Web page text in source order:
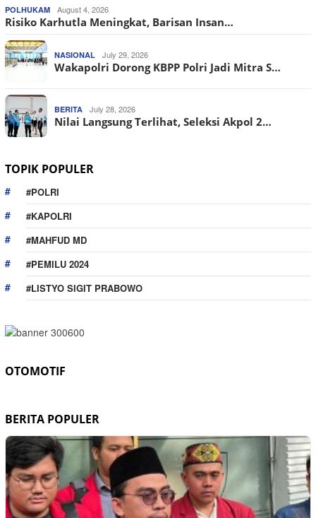
POLHUKAM August 4, 2026
Risiko Karhutla Meningkat, Barisan Insan…
NASIONAL July 29, 2026
Wakapolri Dorong KBPP Polri Jadi Mitra S…
BERITA July 28, 2026
Nilai Langsung Terlihat, Seleksi Akpol 2…
TOPIK POPULER
#POLRI
#KAPOLRI
#MAHFUD MD
#PEMILU 2024
#LISTYO SIGIT PRABOWO
OTOMOTIF
BERITA POPULER